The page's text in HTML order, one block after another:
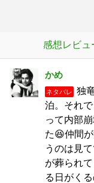
感想レビュ
かめ
ネタバレ
独
泊。それ
って内部
た😆仲間
うのは見
が葬られ
る日がく